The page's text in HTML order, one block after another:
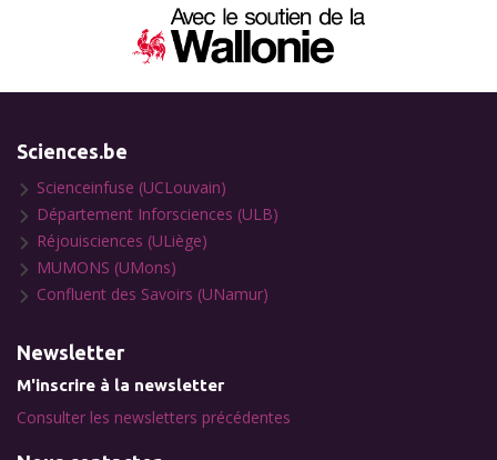
Sciences.be
Scienceinfuse (UCLouvain)
Département Inforsciences (ULB)
Réjouisciences (ULiège)
MUMONS (UMons)
Confluent des Savoirs (UNamur)
Newsletter
M'inscrire à la newsletter
Consulter les newsletters précédentes